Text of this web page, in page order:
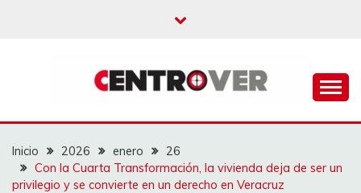
CENTROVER
NOTICIAS
Inicio 2026 enero
26
Con la Cuarta Transformación, la vivienda deja de ser un
privilegio y se convierte en un derecho en Veracruz